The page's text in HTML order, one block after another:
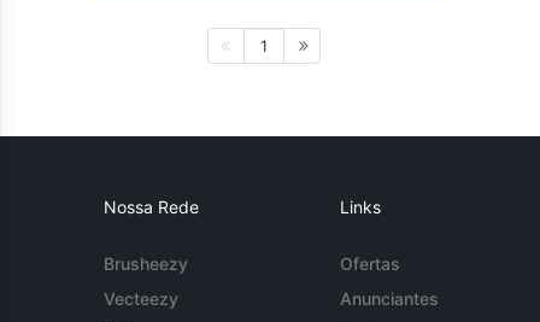
1
Nossa Rede
Brusheezy
Vecteezy
Links
Ofertas
Anunciantes